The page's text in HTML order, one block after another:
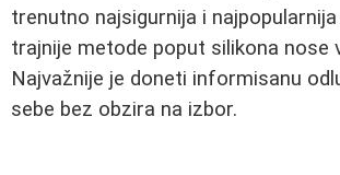
trenutno najsigurnija i
trajnije metode poput silikona nose
Najvažnije je doneti informisanu
sebe bez obzira na izbor.